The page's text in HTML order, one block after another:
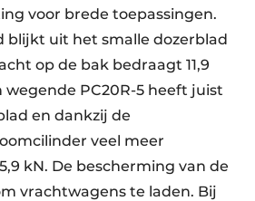
voor brede toepassingen.
blijkt uit het smalle dozerblad
op de bak bedraagt 11,9
wegende PC20R-5 heeft juist
en dankzij de
veel meer
kN. De bescherming van de
vrachtwagens te laden. Bij